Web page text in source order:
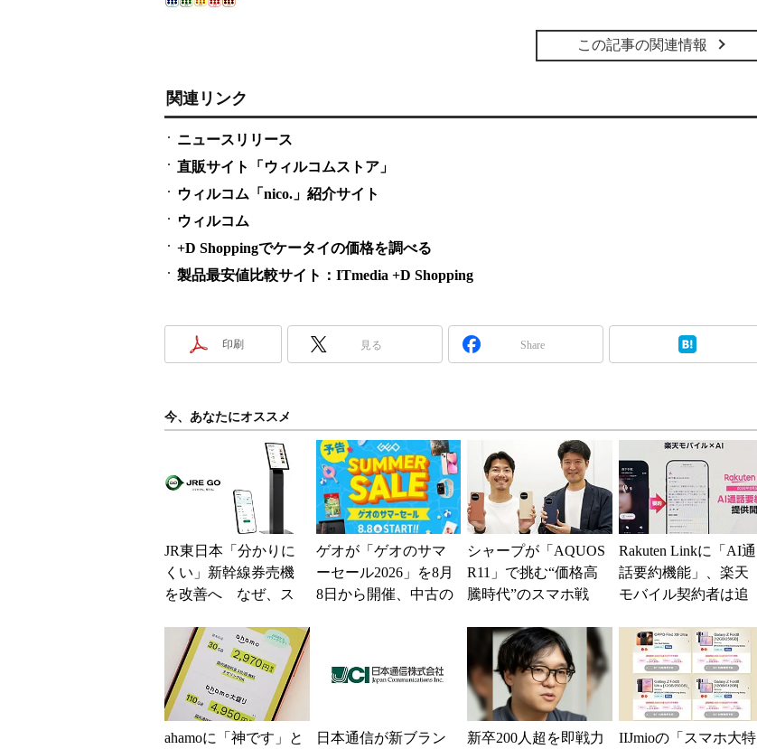
この記事の関連情報
関連リンク
ニュースリリース
直販サイト「ウィルコムストア」
ウィルコム「nico.」紹介サイト
ウィルコム
+D Shoppingでケータイの価格を調べる
製品最安値比較サイト：ITmedia +D Shopping
印刷 見る Share
今、あなたにオススメ
JR東日本「分かりに
くい」新幹線券売機
を改善へ なぜ、ス
の最短1分購入」を実
現？
ゲオが「ゲオのサマ
ーセール2026」を8月
8日から開催、中古の
シャープが「AQUOS
R11」で挑む“価格高
騰時代”のスマホ戦
よりも既存ユーザ
Rakuten Linkに「AI通
話要約機能」、楽天
モバイル契約者は追
ahamoに「神です」と
日本通信が新ブラン
新卒200人超を即戦力
IIJmioの「スマホ大特